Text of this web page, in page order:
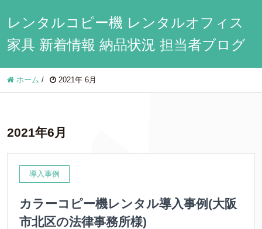
レンタルコピー機 レンタルオフィス
家具 新着情報 納品状況 担当者ブログ
ホーム / 2021年 6月
2021年6月
導入事例
カラーコピー機レンタル導入事例(大阪
市北区の法律事務所様)